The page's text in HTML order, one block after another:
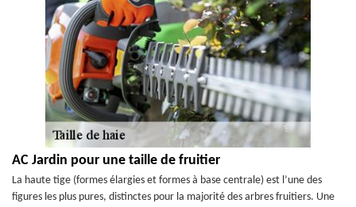
AC Jardin pour une taille de fruitier
La haute tige (formes élargies et formes à base centrale) est l’une des
figures les plus pures, distinctes pour la majorité des arbres fruitiers. Une